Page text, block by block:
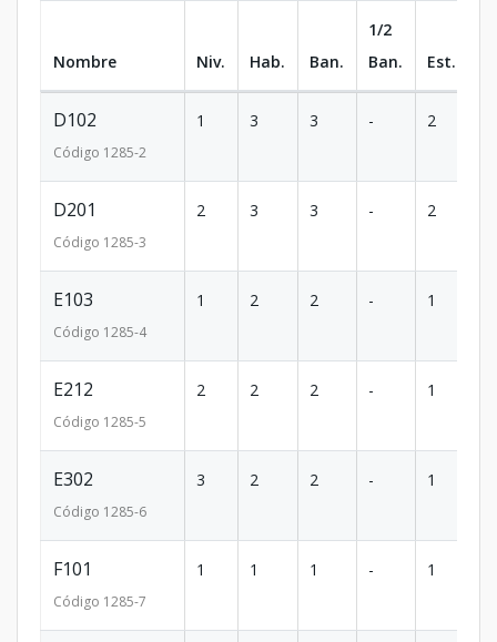
Nombre Niv. Hab. Ban.
1/2
Ban.
Est.
D102
Código 1285-2
1 3 3 - 2
D201
Código 1285-3
2 3 3 - 2
E103
Código 1285-4
1 2 2 - 1
E212
Código 1285-5
2 2 2 - 1
E302
Código 1285-6
3 2 2 - 1
F101
Código 1285-7
1 1 1 - 1